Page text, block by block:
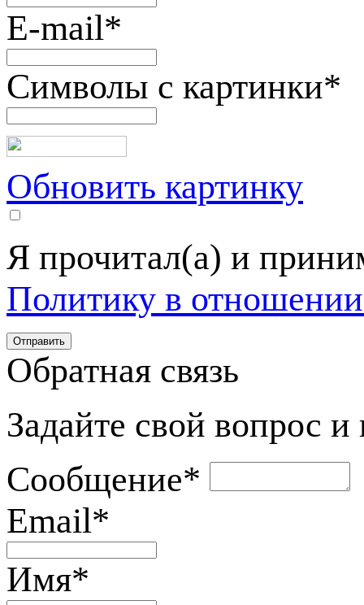
E-mail*
Символы с картинки*
Обновить картинку
Я прочитал(а) и
Политику в
Обратная связь
Задайте свой вопрос
Сообщение*
Email*
Имя*